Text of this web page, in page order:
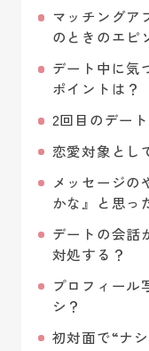
マッチングア
のときのエピ
デート中に気
ポイントは？
2回目のデー
恋愛対象とし
メッセージの
かな』と思っ
デートの会話
対処する？
プロフィール
シ？
初対面で“ナ